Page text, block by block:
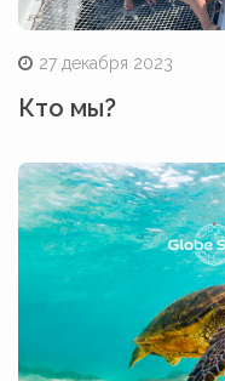
27 декабря 2023
Кто мы?